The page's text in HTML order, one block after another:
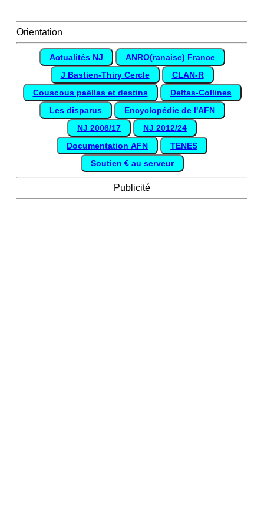
Orientation
Actualités NJ
ANRO(ranaise) France
J Bastien-Thiry Cercle
CLAN-R
Couscous paëllas et destins
Deltas-Collines
Les disparus
Encyclopédie de l'AFN
NJ 2006/17
NJ 2012/24
Documentation AFN
TENES
Soutien € au serveur
Publicité